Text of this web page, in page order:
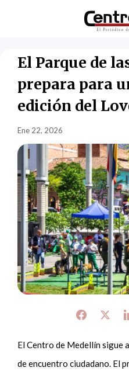
El Parque de
prepara para
edición del
Ene 22, 2026
El Centro de Medellín sigue
de encuentro ciudadano. El